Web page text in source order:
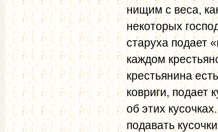
нищим с веса,
некоторых
старуха подает
каждом
крестьянина
ковриги, подает
об этих
подавать